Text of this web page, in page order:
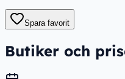
Spara favorit
Butiker och